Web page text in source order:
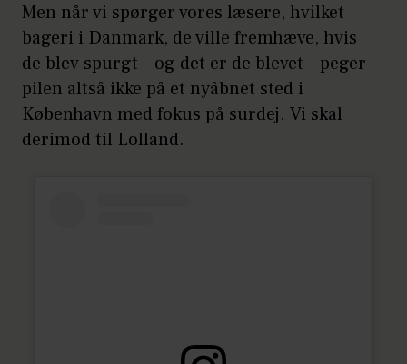
Men når vi spørger vores læsere, hvilket
bageri i Danmark, de ville fremhæve, hvis
de blev spurgt – og det er de blevet – peger
pilen altså ikke på et nyåbnet sted i
København med fokus på surdej. Vi skal
derimod til Lolland.